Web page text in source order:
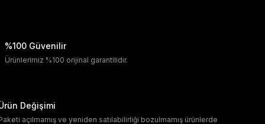
%100 Güvenilir
Ürünlerimiz %100 orijinal garantilidir.
Değişimi
açılmamış ve yeniden satılabilirliği bozulmamış ürünlerde